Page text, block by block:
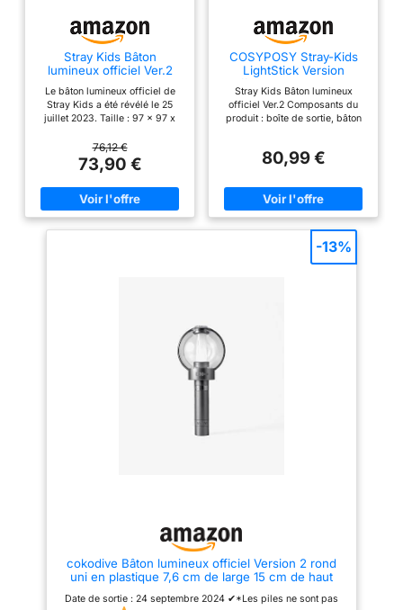
Stray Kids Bâton
lumineux officiel Ver.2
Le bâton lumineux officiel de
Stray Kids a été révélé le 25
juillet 2023. Taille : 97 x 97 x
-
76,12 €
73,90 €
COSYPOSY Stray-Kids
LightStick Version
porte-clés, blanc,
97x97x243.5mm
Stray Kids Bâton lumineux
officiel Ver.2 Composants du
produit : boîte de sortie, bâton
(uniquement cadeau KPOP
téléchargez l'application. Grâce
à l'application, vous pouvez
appliquer la peau OLED de
lumineux. Installation de
l'application : pour les
utilisateurs Android,
depuis l'App Store. Connexion
du bâton lumineux : appuyez et
80,99 €
cokodive Bâton lumineux officiel Version 2 rond
uni en plastique 7,6 cm de large 15 cm de haut
Date de sortie : 24 septembre 2024 ✔*Les piles ne sont pas
-13%